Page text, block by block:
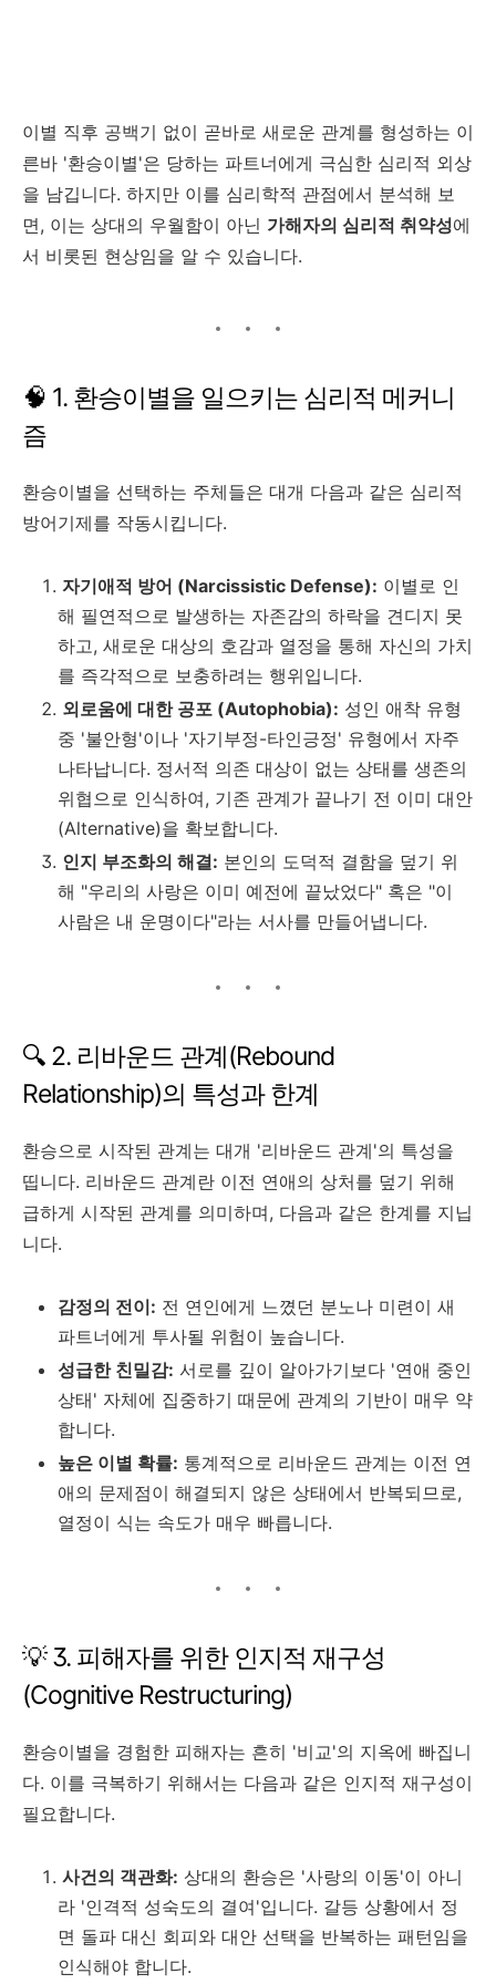
이별 직후 공백기 없이 곧바로 새로운 관계를 형성하는 이
른바 '환승이별'은 당하는 파트너에게 극심한 심리적 외상
을 남깁니다. 하지만 이를 심리학적 관점에서 분석해 보
면, 이는 상대의 우월함이 아닌 가해자의 심리적 취약성에
서 비롯된 현상임을 알 수 있습니다.
🧠 1. 환승이별을 일으키는 심리적 메커니
즘
환승이별을 선택하는 주체들은 대개 다음과 같은 심리적
방어기제를 작동시킵니다.
자기애적 방어 (Narcissistic Defense): 이별로 인
해 필연적으로 발생하는 자존감의 하락을 견디지 못
하고, 새로운 대상의 호감과 열정을 통해 자신의 가치
를 즉각적으로 보충하려는 행위입니다.
외로움에 대한 공포 (Autophobia): 성인 애착 유형
중 '불안형'이나 '자기부정-타인긍정' 유형에서 자주
나타납니다. 정서적 의존 대상이 없는 상태를 생존의
위협으로 인식하여, 기존 관계가 끝나기 전 이미 대안
(Alternative)을 확보합니다.
인지 부조화의 해결: 본인의 도덕적 결함을 덮기 위
해 "우리의 사랑은 이미 예전에 끝났었다" 혹은 "이
사람은 내 운명이다"라는 서사를 만들어냅니다.
🔍 2. 리바운드 관계(Rebound
Relationship)의 특성과 한계
환승으로 시작된 관계는 대개 '리바운드 관계'의 특성을
띱니다. 리바운드 관계란 이전 연애의 상처를 덮기 위해
급하게 시작된 관계를 의미하며, 다음과 같은 한계를 지닙
니다.
감정의 전이: 전 연인에게 느꼈던 분노나 미련이 새
파트너에게 투사될 위험이 높습니다.
성급한 친밀감: 서로를 깊이 알아가기보다 '연애 중인
상태' 자체에 집중하기 때문에 관계의 기반이 매우 약
합니다.
높은 이별 확률: 통계적으로 리바운드 관계는 이전 연
애의 문제점이 해결되지 않은 상태에서 반복되므로,
열정이 식는 속도가 매우 빠릅니다.
💡 3. 피해자를 위한 인지적 재구성
(Cognitive Restructuring)
환승이별을 경험한 피해자는 흔히 '비교'의 지옥에 빠집니
다. 이를 극복하기 위해서는 다음과 같은 인지적 재구성이
필요합니다.
사건의 객관화: 상대의 환승은 '사랑의 이동'이 아니
라 '인격적 성숙도의 결여'입니다. 갈등 상황에서 정
면 돌파 대신 회피와 대안 선택을 반복하는 패턴임을
인식해야 합니다.